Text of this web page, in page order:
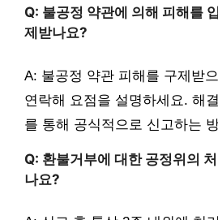
Q: 불공정 약관에 의해 피해를
제받나요?
A: 불공정 약관 피해를 구제받
연락해 요점을 설명하세요. 해
를 통해 공식적으로 신고하는
Q: 환불거부에 대한 공정위의
나요?